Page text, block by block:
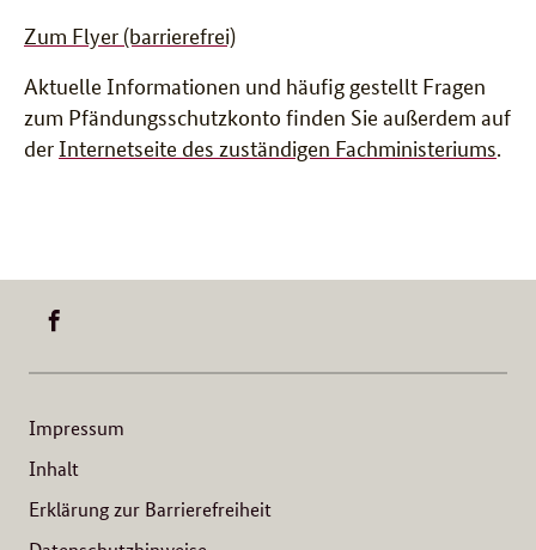
Zum Flyer (barrierefrei)
Aktuelle Informationen und häufig gestellt Fragen
zum Pfändungsschutzkonto finden Sie außerdem auf
derInternetseite des zuständigen Fachministeriums.
BUNDESFAMILIENMINISTERIUM
Impressum
Inhalt
Erklärung zur Barrierefreiheit